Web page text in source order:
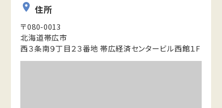
住所
〒080-0013
北海道帯広市
西３条南９丁目２３番地 帯広経済センタービル西館１F